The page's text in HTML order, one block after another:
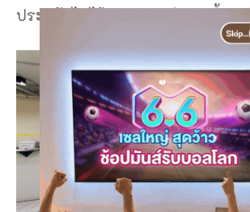
ประหยัดไปได้หลายบาทล่ะงานนี้